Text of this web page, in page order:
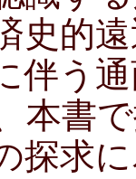
的
伴う
本書
探求